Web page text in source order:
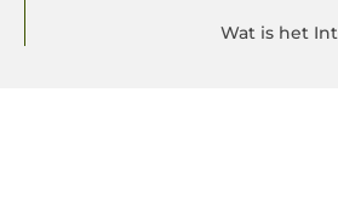
Wat is het